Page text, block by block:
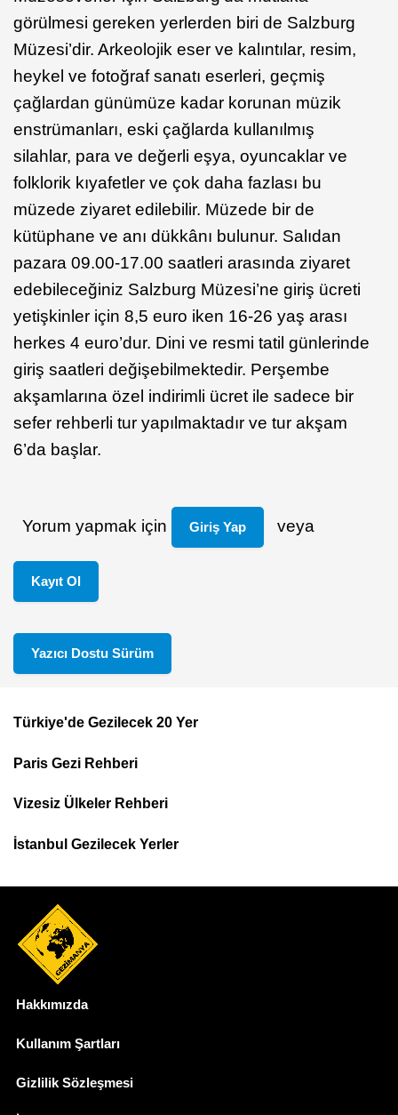
görülmesi gereken yerlerden biri de Salzburg
Müzesi’dir. Arkeolojik eser ve kalıntılar, resim,
heykel ve fotoğraf sanatı eserleri, geçmiş
çağlardan günümüze kadar korunan müzik
enstrümanları, eski çağlarda kullanılmış
silahlar, para ve değerli eşya, oyuncaklar ve
folklorik kıyafetler ve çok daha fazlası bu
müzede ziyaret edilebilir. Müzede bir de
kütüphane ve anı dükkânı bulunur. Salıdan
pazara 09.00-17.00 saatleri arasında ziyaret
edebileceğiniz Salzburg Müzesi’ne giriş ücreti
yetişkinler için 8,5 euro iken 16-26 yaş arası
herkes 4 euro’dur. Dini ve resmi tatil günlerinde
giriş saatleri değişebilmektedir. Perşembe
akşamlarına özel indirimli ücret ile sadece bir
sefer rehberli tur yapılmaktadır ve tur akşam
6’da başlar.
Yorum yapmak için Giriş Yap veya
Kayıt Ol
Yazıcı Dostu Sürüm
Top
Menu
Türkiye'de Gezilecek 20 Yer
Paris Gezi Rehberi
Vizesiz Ülkeler Rehberi
İstanbul Gezilecek Yerler
Hakkımızda
Kullanım Şartları
Gizlilik Sözleşmesi